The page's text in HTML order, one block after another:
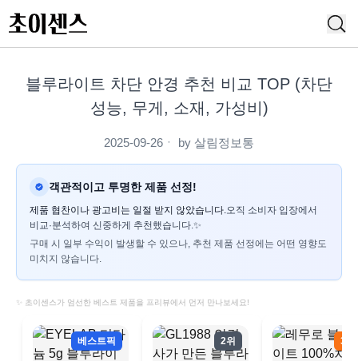
블루라이트 차단 안경 추천 비교 TOP (차단
성능, 무게, 소재, 가성비)
2025-09-26 ㆍ by 살림정보통
객관적이고 투명한 제품 선정!
제품 협찬이나 광고비는 일절 받지 않았습니다.오직 소비자 입장에서
비교·분석하여 신중하게 추천했습니다.✨
구매 시 일부 수익이 발생할 수 있으나, 추천 제품 선정에는 어떤 영향도
미치지 않습니다.
✨ 초이센스가 엄선한 베스트 제품을 프리뷰에서 먼저 만나보세요!
베스트픽 2위 3위